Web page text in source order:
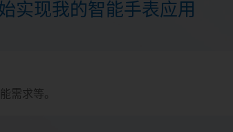
实现我的智能手表应用
需求等。